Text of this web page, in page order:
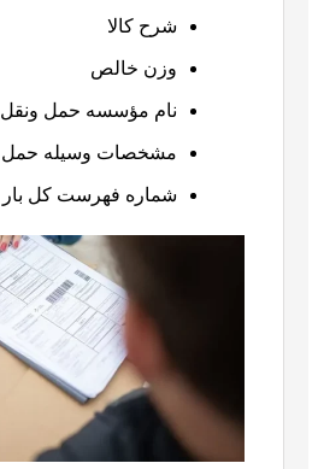
شرح کالا
وزن خالص
نام مؤسسه حمل ونقل
مشخصات وسیله حمل
شماره فهرست کل بار